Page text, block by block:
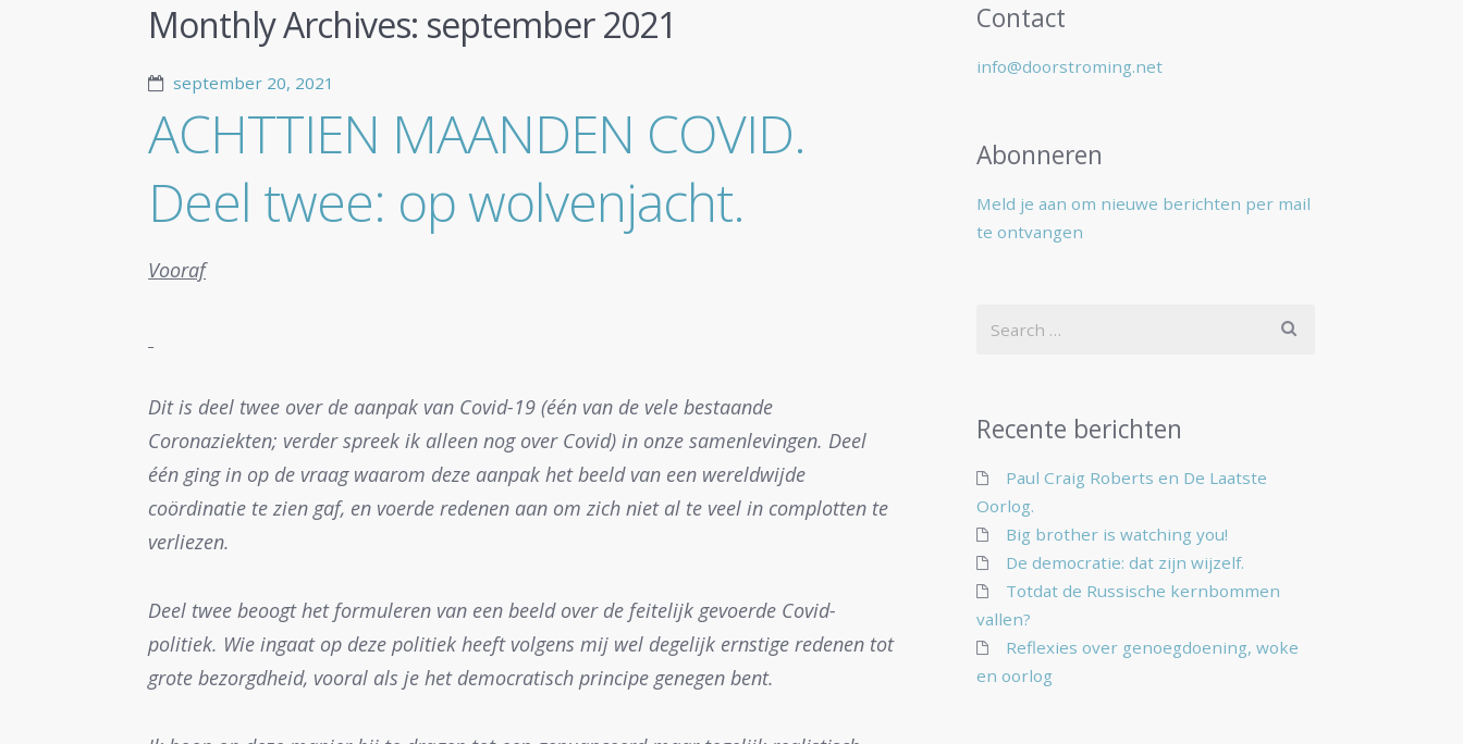
Monthly Archives: september 2021
september 20, 2021
ACHTTIEN MAANDEN COVID.
Deel twee: op wolvenjacht.
Vooraf
Dit is deel twee over de aanpak van Covid-19 (één van de vele bestaande
Coronaziekten; verder spreek ik alleen nog over Covid) in onze samenlevingen. Deel
één ging in op de vraag waarom deze aanpak het beeld van een wereldwijde
coördinatie te zien gaf, en voerde redenen aan om zich niet al te veel in complotten te
verliezen.
Deel twee beoogt het formuleren van een beeld over de feitelijk gevoerde Covid-
politiek. Wie ingaat op deze politiek heeft volgens mij wel degelijk ernstige redenen tot
grote bezorgdheid, vooral als je het democratisch principe genegen bent.
Contact
info@doorstroming.net
Abonneren
Meld je aan om nieuwe berichten per mail
te ontvangen
Recente berichten
Paul Craig Roberts en De Laatste
Oorlog.
Big brother is watching you!
De democratie: dat zijn wijzelf.
Totdat de Russische kernbommen
vallen?
Reflexies over genoegdoening, woke
en oorlog